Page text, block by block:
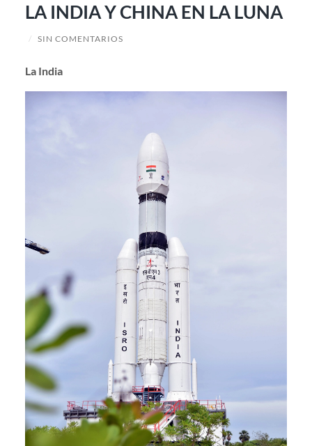
LA INDIA Y CHINA EN LA LUNA
/ SIN COMENTARIOS
La India